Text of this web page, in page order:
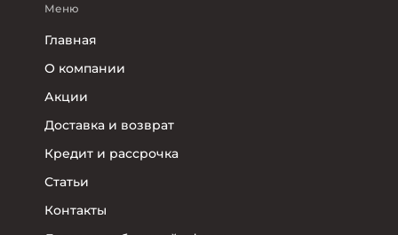
Меню
Главная
О компании
Акции
Доставка и возврат
Кредит и рассрочка
Статьи
Контакты